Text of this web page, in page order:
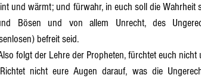
und wärmt; und fürwahr, in euch soll die
Bösen und von allem Unrecht, des
befreit seid.
Also folgt der Lehre der Propheten, fürchtet euch